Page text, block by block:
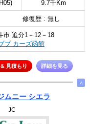
9.7千Km
修復歴 : 無し
市 追分1－12－18
ブ カーズ函館
見積もり 詳細を見る
∧
ムニー シエラ
JC